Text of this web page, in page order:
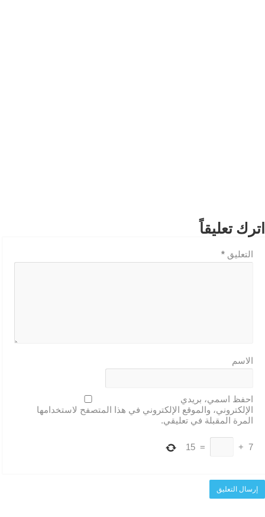
اترك تعليقاً
التعليق *
الاسم
احفظ اسمي، بريدي
الإلكتروني، والموقع الإلكتروني في هذا المتصفح لاستخدامها
المرة المقبلة في تعليقي.
7
+
=
15